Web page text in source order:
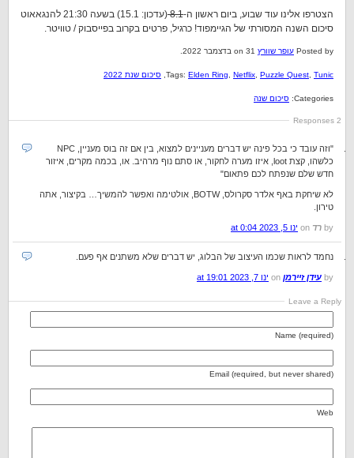
הצטרפו אלינו עוד שבוע, ביום ראשון ה-8.1
(עדכון: 15.1) בשעה 21:30 להנגאאוט
סיכום השנה המסורתי של הגיימפוד! כרגיל, פרטים בקרוב בפייסבוק / טוויטר.
Posted by עופר שוורץ
Tags: Elden Ring Netflix Puzzle Quest Tunic סיכום שנת 2022
Categories: סיכום שנה
2 Responses
"וזה עובד כי בכל פינה יש דברים מעניינים למצוא, בין אם זה בוס מעניין, NPC
כלשהו, קצת loot, איזו מערה לחקור, או סתם נוף מרהיב. או, בכמה מקרים, איזור
חדש שלם שנפתח לכם פתאום"
לא שיחקת באף אלדר סקרולס, BOTW, אולטימה ואפשר להמשיך… בקיצור, אתה
טירון.
by רד ינו 5, 2023 at 0:04
נחמד לראות שכמו העיצוב של הבלוג, יש דברים שלא משתנים אף פעם.
by עידן זיירמן ינו 7, 2023 at 19:01
Leave a Reply
Name (required)
Email (required, but never shared)
Web